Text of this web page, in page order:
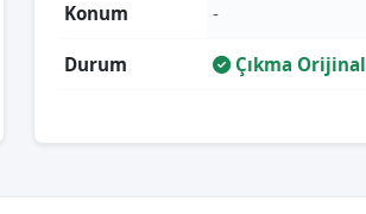
Konum -
Durum Çıkma Orijinal